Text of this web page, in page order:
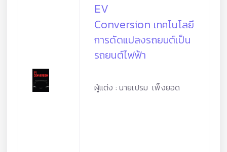
EV
Conversion เทคโนโลยี
การดัดแปลงรถยนต์เป็น
รถยนต์ไฟฟ้า
ผู้แต่ง : นายเปรม เพ็งยอด